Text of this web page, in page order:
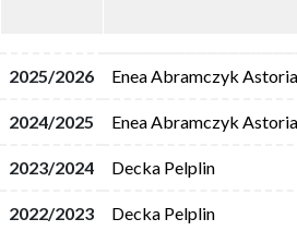
2025/2026 Enea Abramczyk
2024/2025 Enea Abramczyk
2023/2024 Decka Pelplin
2022/2023 Decka Pelplin